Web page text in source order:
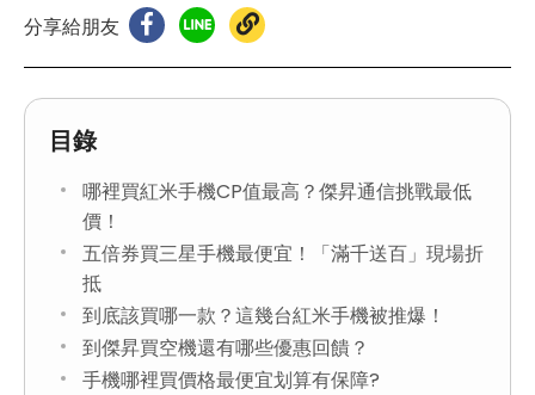
分享給朋友
目錄
哪裡買紅米手機CP值最高？傑昇通信挑戰最低
價！
五倍券買三星手機最便宜！「滿千送百」現場折
抵
到底該買哪一款？這幾台紅米手機被推爆！
到傑昇買空機還有哪些優惠回饋？
手機哪裡買價格最便宜划算有保障?